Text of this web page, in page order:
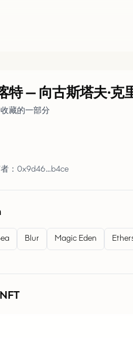
特— 向古斯塔夫·克
藏的一部分
：0x9d46…b4ce
Blur Magic Eden